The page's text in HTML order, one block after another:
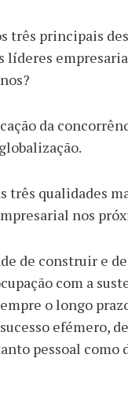
três principais
líderes
da
três qualidades
nos
de construir e
com a
o longo
efémero,
pessoal como